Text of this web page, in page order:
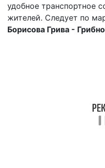
удобное транспортное
жителей. Следует по
Борисова Грива -